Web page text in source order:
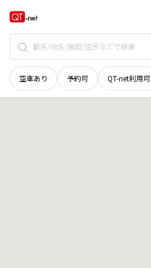
空車あり 予約可 QT-net利用可
愛媛県